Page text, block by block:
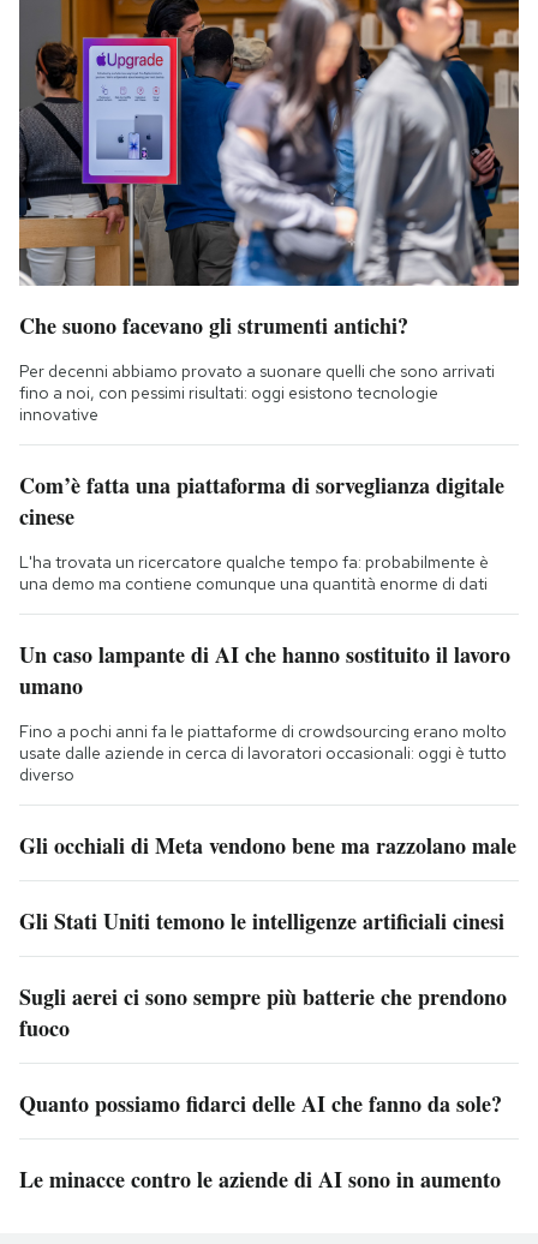
Che suono facevano gli strumenti antichi?
Per decenni abbiamo provato a suonare quelli che sono arrivati
fino a noi, con pessimi risultati: oggi esistono tecnologie
innovative
Com’è fatta una piattaforma di sorveglianza digitale
cinese
L'ha trovata un ricercatore qualche tempo fa: probabilmente è
una demo ma contiene comunque una quantità enorme di dati
Un caso lampante di AI che hanno sostituito il lavoro
umano
Fino a pochi anni fa le piattaforme di crowdsourcing erano molto
usate dalle aziende in cerca di lavoratori occasionali: oggi è tutto
diverso
Gli occhiali di Meta vendono bene ma razzolano male
Gli Stati Uniti temono le intelligenze artificiali cinesi
Sugli aerei ci sono sempre più batterie che prendono
fuoco
Quanto possiamo fidarci delle AI che fanno da sole?
Le minacce contro le aziende di AI sono in aumento